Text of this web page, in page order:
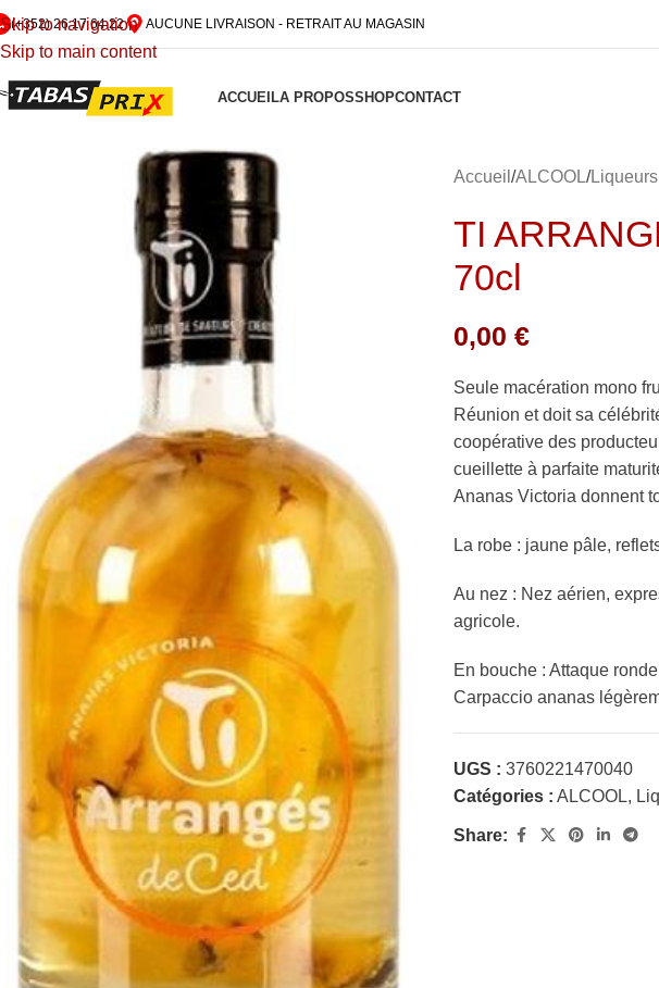
Skip to navigation
Skip to main content
(+352) 26 17 64 22 AUCUNE LIVRAISON - RETRAIT AU MAGASIN
ACCUEILA PROPOSSHOPCONTACT
Accueil ALCOOL
TI
70cl
0,00€
Seule macération mono
Réunion et doit sa
coopérative des
cueillette à parfaite
Ananas Victoria donnent
La robe : jaune pâle,
Au nez : Nez aérien,
agricole.
En bouche : Attaque
Carpaccio ananas
UGS :3760221470040
Catégories : ALCOOL,
Share: